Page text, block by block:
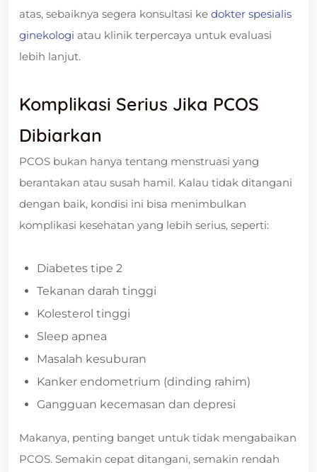
atas, sebaiknya segera konsultasi ke dokter spesialis
ginekologi atau klinik terpercaya untuk evaluasi
lebih lanjut.
Komplikasi Serius Jika PCOS
Dibiarkan
PCOS bukan hanya tentang menstruasi yang
berantakan atau susah hamil. Kalau tidak ditangani
dengan baik, kondisi ini bisa menimbulkan
komplikasi kesehatan yang lebih serius, seperti:
Diabetes tipe 2
Tekanan darah tinggi
Kolesterol tinggi
Sleep apnea
Masalah kesuburan
Kanker endometrium (dinding rahim)
Gangguan kecemasan dan depresi
Makanya, penting banget untuk tidak mengabaikan
PCOS. Semakin cepat ditangani, semakin rendah